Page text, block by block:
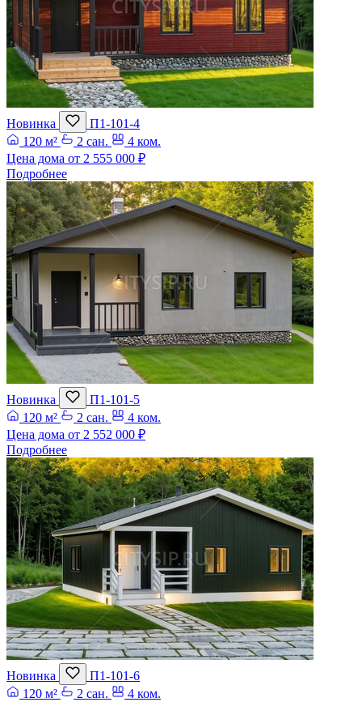
Новинка
П1-101-4
120 м²
2 сан.
4 ком.
Цена дома от 2 555 000 ₽
Подробнее
Новинка
П1-101-5
120 м²
2 сан.
4 ком.
Цена дома от 2 552 000 ₽
Подробнее
Новинка
П1-101-6
120 м²
2 сан.
4 ком.